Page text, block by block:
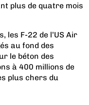
plus de quatre mois
les F-22 de l’US Air
au fond des
le béton des
à 400 millions de
plus chers du